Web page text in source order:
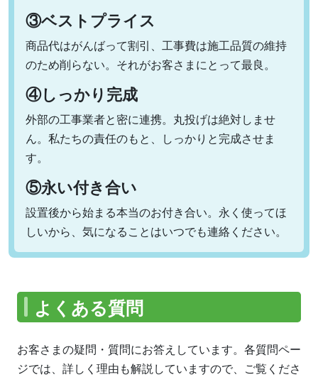
③ベストプライス
商品代はがんばって割引、工事費は施工品質の維持
のため削らない。それがお客さまにとって最良。
④しっかり完成
外部の工事業者と密に連携。丸投げは絶対しませ
ん。私たちの責任のもと、しっかりと完成させま
す。
⑤永い付き合い
設置後から始まる本当のお付き合い。永く使ってほ
しいから、気になることはいつでも連絡ください。
よくある質問
お客さまの疑問・質問にお答えしています。各質問ペー
ジでは、詳しく理由も解説していますので、ご覧くださ